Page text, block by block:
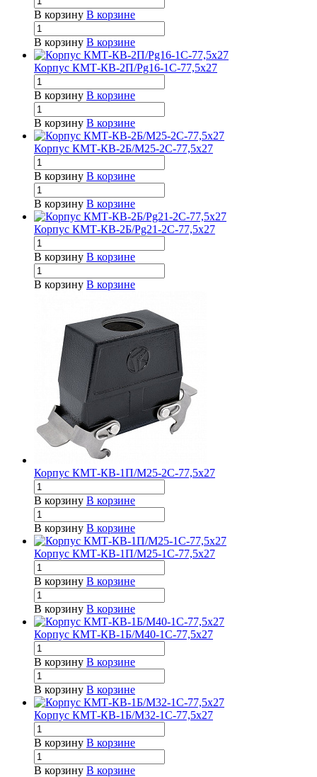
В корзину В корзине
В корзину В корзине
Корпус КМТ-КВ-2П/Pg16-1С-77,5х27
В корзину В корзине
В корзину В корзине
Корпус КМТ-КВ-2Б/М25-2С-77,5х27
В корзину В корзине
В корзину В корзине
Корпус КМТ-КВ-2Б/Pg21-2С-77,5х27
В корзину В корзине
В корзину В корзине
Корпус КМТ-КВ-1П/М25-2С-77,5х27
В корзину В корзине
В корзину В корзине
Корпус КМТ-КВ-1П/М25-1С-77,5х27
В корзину В корзине
В корзину В корзине
Корпус КМТ-КВ-1Б/М40-1С-77,5х27
В корзину В корзине
В корзину В корзине
Корпус КМТ-КВ-1Б/М32-1С-77,5х27
В корзину В корзине
В корзину В корзине